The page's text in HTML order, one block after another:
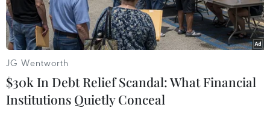
tinh.
JG Wentworth
$30k In Debt Relief Scandal: What Financial
Institutions Quietly Conceal